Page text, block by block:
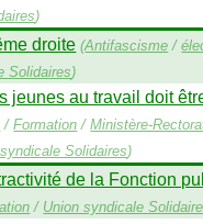
)
droite (Antifascisme /
Solidaires)
jeunes au travail doit
/Formation /Ministère-
Solidaires)
de la Fonction
/ Union syndicale